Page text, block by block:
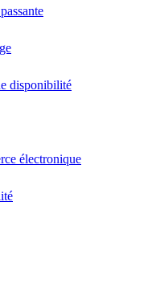
disponibilité
électronique